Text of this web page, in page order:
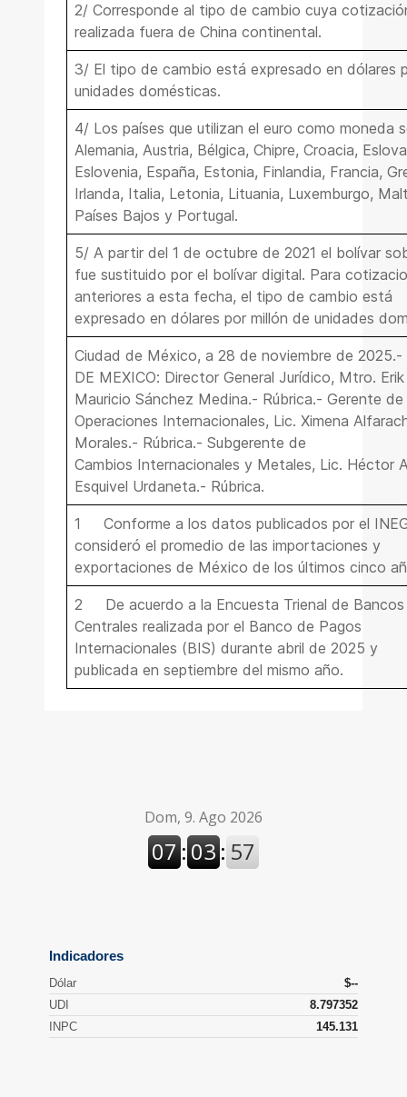
2/ Corresponde al tipo de cambio cuya
realizada fuera de China continental.
3/ El tipo de cambio está expresado en dólares
unidades domésticas.
4/ Los países que utilizan el euro como moneda
Alemania, Austria, Bélgica, Chipre, Croacia,
Eslovenia, España, Estonia, Finlandia, Francia,
Irlanda, Italia, Letonia, Lituania, Luxemburgo,
Países Bajos y Portugal.
5/ A partir del 1 de octubre de 2021 el bolívar
fue sustituido por el bolívar digital. Para
anteriores a esta fecha, el tipo de cambio está
expresado en dólares por millón de unidades
Ciudad de México, a 28 de noviembre de 2025.-
DE MEXICO: Director General Jurídico, Mtro. Erik
Mauricio Sánchez Medina.- Rúbrica.- Gerente de
Operaciones Internacionales, Lic. Ximena
Morales.- Rúbrica.- Subgerente de
Cambios Internacionales y Metales, Lic. Héctor
Esquivel Urdaneta.- Rúbrica.
1
Conforme a los datos publicados por el
consideró el promedio de las importaciones y
exportaciones de México de los últimos cinco
2
De acuerdo a la Encuesta Trienal de Bancos
Centrales realizada por el Banco de Pagos
Internacionales (BIS) durante abril de 2025 y
publicada en septiembre del mismo año.